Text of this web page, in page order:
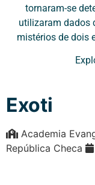
tornaram-se
utilizaram dados
mistérios de dois
Exoti
Academia
República Checa